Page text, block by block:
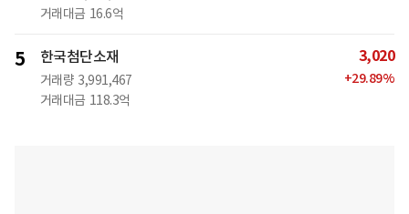
거래대금 16.6억
5 한국첨단소재
거래량 3,991,467
거래대금 118.3억
3,020
+29.89%